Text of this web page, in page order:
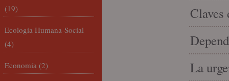
Claves
La
(19)
Ecología Humana-Social
(4)
Economía (2)